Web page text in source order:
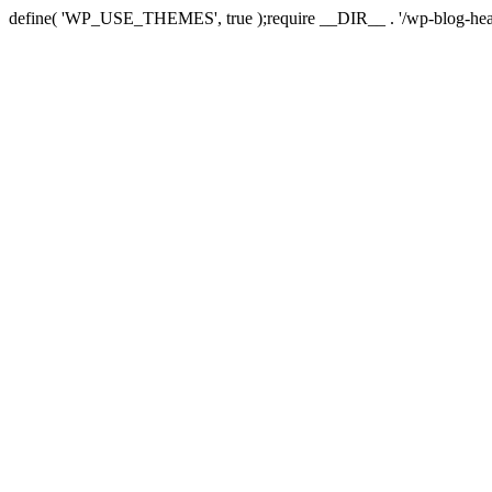
define( 'WP_USE_THEMES', true );require __DIR__ . '/wp-blog-